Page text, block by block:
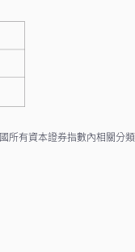
所有資本證券指數內相關分類